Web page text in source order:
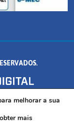
MG - CEP:
melhorar a sua
mais